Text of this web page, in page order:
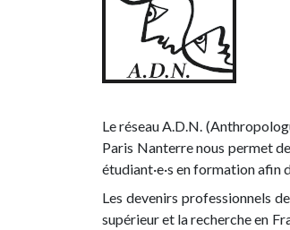
Le réseau A.D.N.
Paris Nanterre nous permet
étudiant·e·s en formation afin
Les devenirs professionnels
supérieur et la recherche en